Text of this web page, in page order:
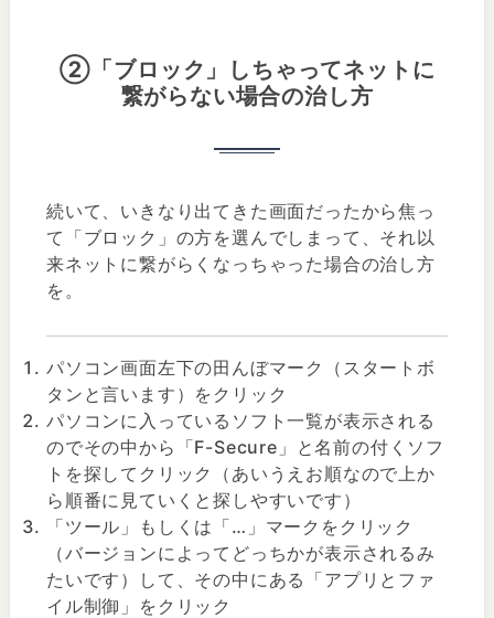
②「ブロック」しちゃってネットに
繋がらない場合の治し方
続いて、いきなり出てきた画面だったから焦っ
て「ブロック」の方を選んでしまって、それ以
来ネットに繋がらくなっちゃった場合の治し方
を。
パソコン画面左下の田んぼマーク（スタートボ
タンと言います）をクリック
パソコンに入っているソフト一覧が表示される
のでその中から「F-Secure」と名前の付くソフ
トを探してクリック（あいうえお順なので上か
ら順番に見ていくと探しやすいです）
「ツール」もしくは「…」マークをクリック
（バージョンによってどっちかが表示されるみ
たいです）して、その中にある「アプリとファ
イル制御」をクリック